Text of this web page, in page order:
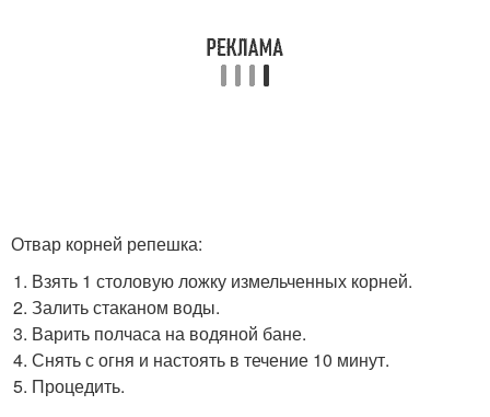
Отвар корней репешка:
Взять 1 столовую ложку измельченных корней.
Залить стаканом воды.
Варить полчаса на водяной бане.
Снять с огня и настоять в течение 10 минут.
Процедить.